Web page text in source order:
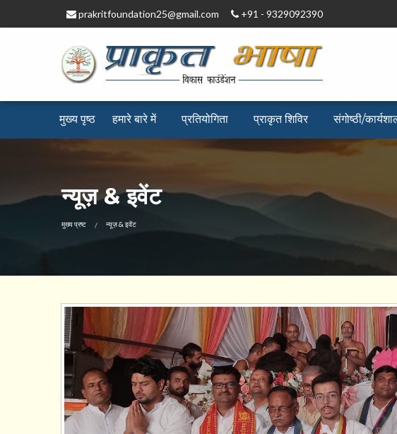
prakritfoundation25@gmail.com +91 - 9329092390
मुख्य पृष्ठ हमारे बारे में प्रतियोगिता प्राकृत ​शिविर संगोष्ठी/
न्यूज़ & इवेंट
मुख्य प्रष्ट CURRENT:
न्यूज़ & इवेंट